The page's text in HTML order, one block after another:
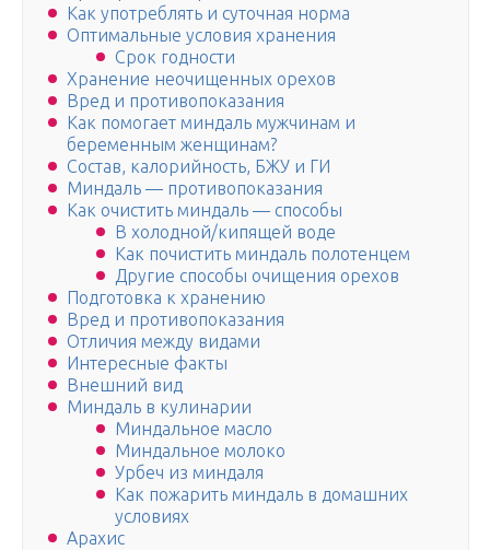
Как употреблять и суточная норма
Оптимальные условия хранения
Срок годности
Хранение неочищенных орехов
Вред и противопоказания
Как помогает миндаль мужчинам и
беременным женщинам?
Состав, калорийность, БЖУ и ГИ
Миндаль — противопоказания
Как очистить миндаль — способы
В холодной/кипящей воде
Как почистить миндаль полотенцем
Другие способы очищения орехов
Подготовка к хранению
Вред и противопоказания
Отличия между видами
Интересные факты
Внешний вид
Миндаль в кулинарии
Миндальное масло
Миндальное молоко
Урбеч из миндаля
Как пожарить миндаль в домашних
условиях
Арахис